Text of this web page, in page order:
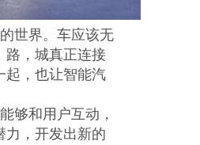
世界。车应该无
路，城真正连接
起，也让智能汽
够和用户互动，
力，开发出新的